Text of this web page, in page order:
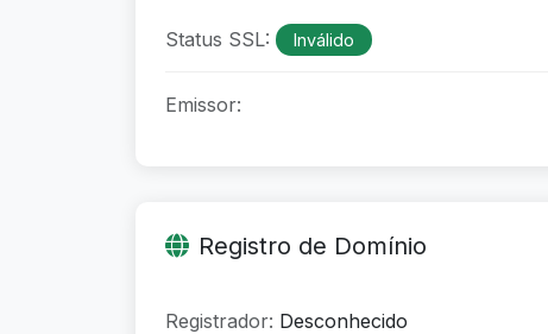
Status SSL: Inválido
Emissor:
Registro de Domínio
Registrador: Desconhecido